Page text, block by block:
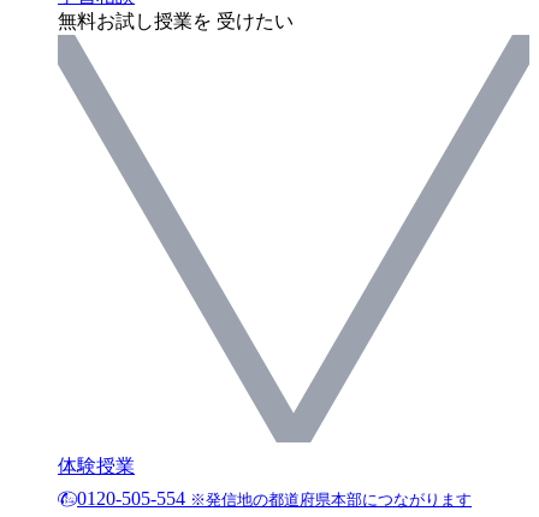
無料お試し授業を 受けたい
体験授業
0120-505-554 ※発信地の都道府県本部につながります